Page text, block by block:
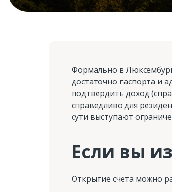
Формально в
достаточно паспорта и
подтвердить доход
справедливо для
сути выступают
Если вы
Открытие счета можно